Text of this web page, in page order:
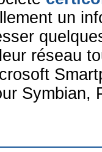
un
réseau
Symbian,